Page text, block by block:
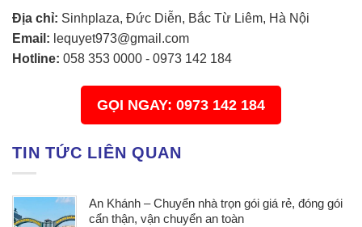
Địa chỉ: Sinhplaza, Đức Diễn, Bắc Từ Liêm, Hà Nội
Email: lequyet973@gmail.com
Hotline: 058 353 0000 - 0973 142 184
GỌI NGAY: 0973 142 184
TIN TỨC LIÊN QUAN
An Khánh – Chuyển nhà trọn gói giá rẻ, đóng gói
cẩn thận, vận chuyển an toàn